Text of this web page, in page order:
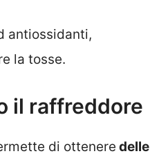
antiossidanti,
la tosse.
il raffreddore
di ottenere delle